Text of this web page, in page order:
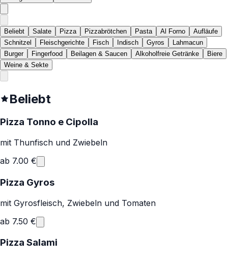
Beliebt Salate Pizza Pizzabrötchen Pasta Al Forno
Aufläufe
Schnitzel
Fleischgerichte Fisch Indisch Gyros
Lahmacun
Burger
Fingerfood Beilagen & Saucen Alkoholfreie Getränke
Biere
Weine & Sekte
Beliebt
Pizza Tonno e Cipolla
mit Thunfisch und Zwiebeln
ab 7.00 €
Pizza Gyros
mit Gyrosfleisch, Zwiebeln und Tomaten
ab 7.50 €
Pizza Salami